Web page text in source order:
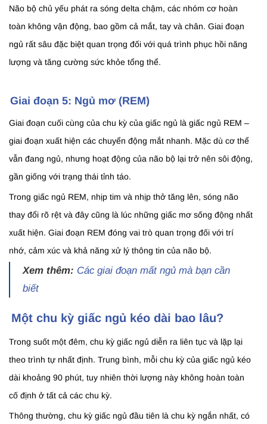
Não bộ chủ yếu phát ra sóng delta chậm, các nhóm cơ hoàn
toàn không vận động, bao gồm cả mắt, tay và chân. Giai đoạn
ngủ rất sâu đặc biệt quan trọng đối với quá trình phục hồi năng
lượng và tăng cường sức khỏe tổng thể.
Giai đoạn 5: Ngủ mơ (REM)
Giai đoạn cuối cùng của chu kỳ của giấc ngủ là giấc ngủ REM –
giai đoạn xuất hiện các chuyển động mắt nhanh. Mặc dù cơ thể
vẫn đang ngủ, nhưng hoạt động của não bộ lại trở nên sôi động,
gần giống với trạng thái tỉnh táo.
Trong giấc ngủ REM, nhịp tim và nhịp thở tăng lên, sóng não
thay đổi rõ rệt và đây cũng là lúc những giấc mơ sống động nhất
xuất hiện. Giai đoạn REM đóng vai trò quan trọng đối với trí
nhớ, cảm xúc và khả năng xử lý thông tin của não bộ.
Xem thêm: Các giai đoạn mất ngủ mà bạn cần
biết
Một chu kỳ giấc ngủ kéo dài bao lâu?
Trong suốt một đêm, chu kỳ giấc ngủ diễn ra liên tục và lặp lại
theo trình tự nhất định. Trung bình, mỗi chu kỳ của giấc ngủ kéo
dài khoảng 90 phút, tuy nhiên thời lượng này không hoàn toàn
cố định ở tất cả các chu kỳ.
Thông thường, chu kỳ giấc ngủ đầu tiên là chu kỳ ngắn nhất, có